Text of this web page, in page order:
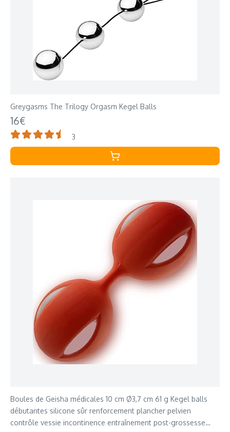
Greygasms The Trilogy Orgasm Kegel Balls
16€
3
Boules de Geisha médicales 10 cm Ø3,7 cm 61 g Kegel balls
débutantes silicone sûr renforcement plancher pelvien
contrôle vessie incontinence entraînement post-grossesse